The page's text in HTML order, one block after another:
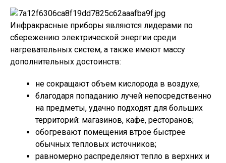
Инфракрасные приборы являются лидерами по
сбережению электрической энергии среди
нагревательных систем, а также имеют массу
дополнительных достоинств:
не сокращают объем кислорода в воздухе;
благодаря попаданию лучей непосредственно
на предметы, удачно подходят для больших
территорий: магазинов, кафе, ресторанов;
обогревают помещения втрое быстрее
обычных тепловых источников;
равномерно распределяют тепло в верхних и